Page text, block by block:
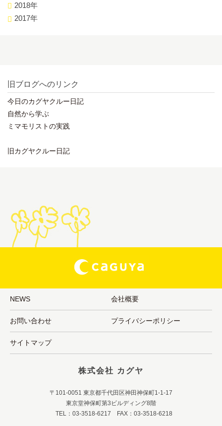
2018年
2017年
旧ブログへのリンク
今日のカグヤクルー日記
自然から学ぶ
ミマモリストの実践
旧カグヤクルー日記
NEWS 会社概要
お問い合わせ プライバシーポリシー
サイトマップ
株式会社 カグヤ
〒101-0051 東京都千代田区神田神保町1-1-17
東京堂神保町第3ビルディング8階
TEL：03-3518-6217 FAX：03-3518-6218